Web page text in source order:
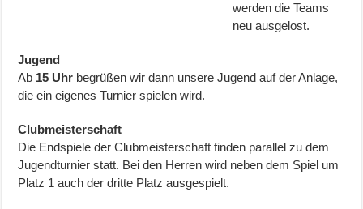
werden die Teams
neu ausgelost.
Jugend
Ab 15 Uhr begrüßen wir dann unsere Jugend auf der Anlage,
die ein eigenes Turnier spielen wird.
Clubmeisterschaft
Die Endspiele der Clubmeisterschaft finden parallel zu dem
Jugendturnier statt. Bei den Herren wird neben dem Spiel um
Platz 1 auch der dritte Platz ausgespielt.